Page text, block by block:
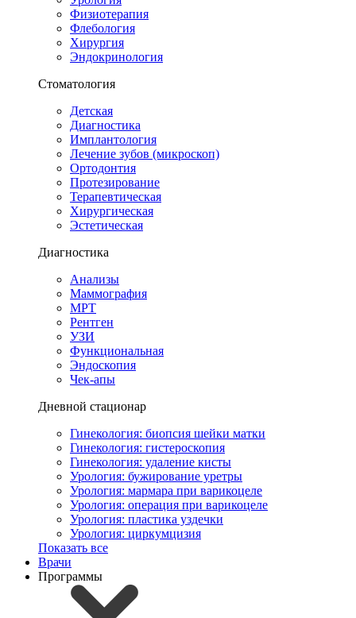
Физиотерапия
Флебология
Хирургия
Эндокринология
Стоматология
Детская
Диагностика
Имплантология
Лечение зубов (микроскоп)
Ортодонтия
Протезирование
Терапевтическая
Хирургическая
Эстетическая
Диагностика
Анализы
Маммография
МРТ
Рентген
УЗИ
Функциональная
Эндоскопия
Чек-апы
Дневной стационар
Гинекология: биопсия шейки матки
Гинекология: гистероскопия
Гинекология: удаление кисты
Урология: бужирование уретры
Урология: мармара при варикоцеле
Урология: операция при варикоцеле
Урология: пластика уздечки
Урология: циркумцизия
Показать все
Врачи
Программы